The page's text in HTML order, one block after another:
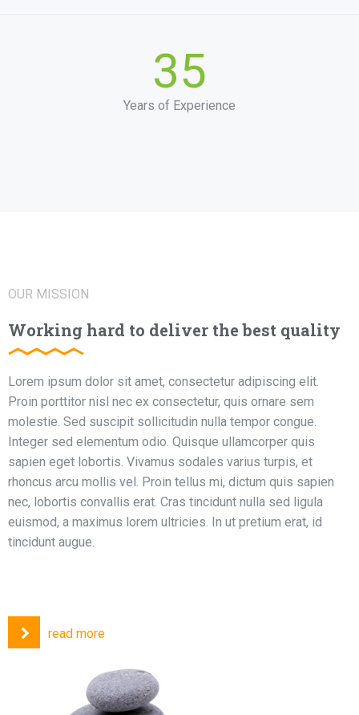
35
Years of Experience
OUR MISSION
Working hard to deliver the best quality
Lorem ipsum dolor sit amet, consectetur adipiscing elit.
Proin porttitor nisl nec ex consectetur, quis ornare sem
molestie. Sed suscipit sollicitudin nulla tempor congue.
Integer sed elementum odio. Quisque ullamcorper quis
sapien eget lobortis. Vivamus sodales varius turpis, et
rhoncus arcu mollis vel. Proin tellus mi, dictum quis sapien
nec, lobortis convallis erat. Cras tincidunt nulla sed ligula
euismod, a maximus lorem ultricies. In ut pretium erat, id
tincidunt augue.
read more